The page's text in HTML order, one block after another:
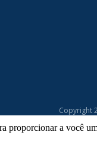
Copyright
proporcionar a você